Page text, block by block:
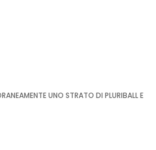
UNO STRATO DI PLURIBALL E